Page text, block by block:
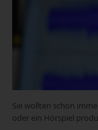
Sie wollten schon
oder ein Hörspiel